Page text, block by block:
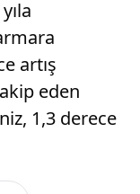
artış
eden
1,3 derece